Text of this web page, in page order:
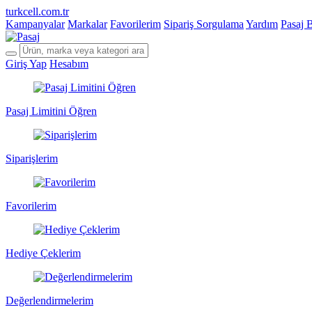
turkcell.com.tr
Kampanyalar Markalar Favorilerim Sipariş Sorgulama Yardım Pasaj
Giriş Yap Hesabım
Pasaj Limitini Öğren
Siparişlerim
Favorilerim
Hediye Çeklerim
Değerlendirmelerim